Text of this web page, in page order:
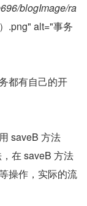
blogImage/ra
.png" alt="事务
都有自己的开
saveB 方法
在 saveB 方法
操作，实际的流